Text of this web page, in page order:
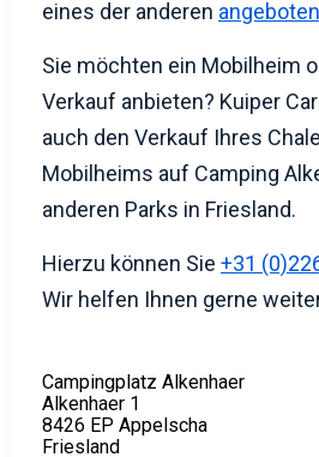
Verkauf anbieten? Kuiper
auch den Verkauf Ihres
Mobilheims auf Camping
anderen Parks in Friesland.
Hierzu können Sie+31
Wir helfen Ihnen gerne weiter!
Campingplatz Alkenhaer
klicken Sie hier für